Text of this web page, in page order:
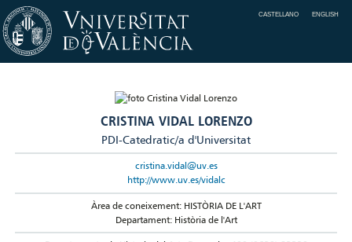
CASTELLANO ENGLISH
CRISTINA VIDAL LORENZO
PDI-Catedratic/a d'Universitat
cristina.vidal@uv.es
http://www.uv.es/vidalc
Àrea de coneixement: HISTÒRIA DE L'ART
Departament: Història de l'Art